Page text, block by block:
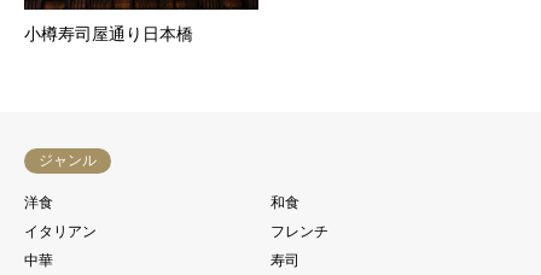
小樽寿司屋通り日本橋
ジャンル
洋食
和食
イタリアン
フレンチ
中華
寿司